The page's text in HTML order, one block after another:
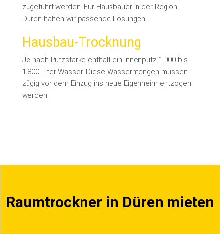
zugeführt werden. Für Hausbauer in der Region
Düren haben wir passende Lösungen.
Hausbau-Trocknung
Je nach Putzstärke enthält ein Innenputz 1.000 bis
1.800 Liter Wasser. Diese Wassermengen müssen
zügig vor dem Einzug ins neue Eigenheim entzogen
werden.
Raumtrockner in Düren mieten